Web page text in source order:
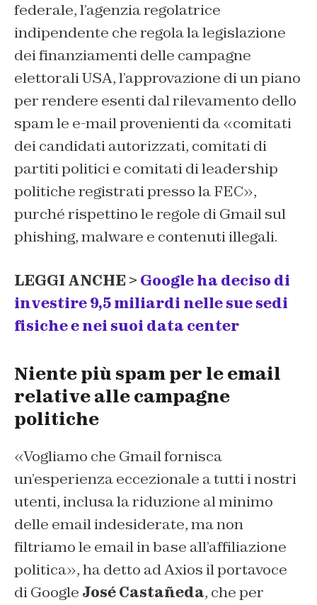
federale, l’agenzia regolatrice
indipendente che regola la legislazione
dei finanziamenti delle campagne
elettorali USA, l’approvazione di un piano
per rendere esenti dal rilevamento dello
spam le e-mail provenienti da «comitati
dei candidati autorizzati, comitati di
partiti politici e comitati di leadership
politiche registrati presso la FEC»,
purché rispettino le regole di Gmail sul
phishing, malware e contenuti illegali.
LEGGI ANCHE > Google ha deciso di
investire 9,5 miliardi nelle sue sedi
fisiche e nei suoi data center
Niente più spam per le email
relative alle campagne
politiche
«Vogliamo che Gmail fornisca
un’esperienza eccezionale a tutti i nostri
utenti, inclusa la riduzione al minimo
delle email indesiderate, ma non
filtriamo le email in base all’affiliazione
politica», ha detto ad Axios il portavoce
di Google José Castañeda, che per